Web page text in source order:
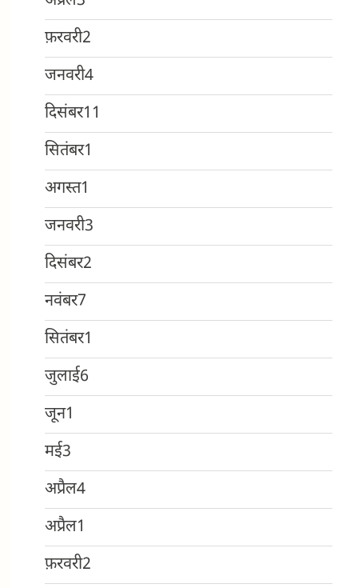
फ़रवरी2
जनवरी4
दिसंबर11
सितंबर1
अगस्त1
जनवरी3
दिसंबर2
नवंबर7
सितंबर1
जुलाई6
जून1
मई3
अप्रैल4
अप्रैल1
फ़रवरी2